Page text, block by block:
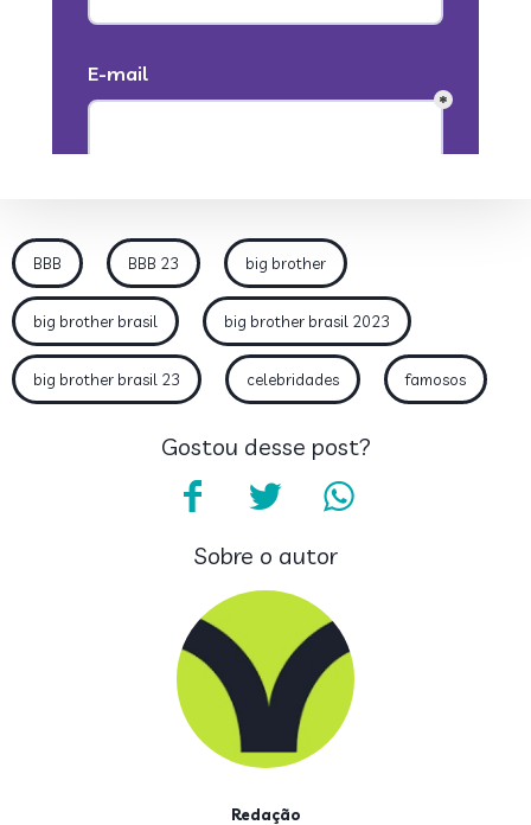
BBB BBB 23 big brother
big brother brasil big brother brasil 2023
big brother brasil 23 celebridades famosos
Gostou desse post?
Sobre o autor
Redação